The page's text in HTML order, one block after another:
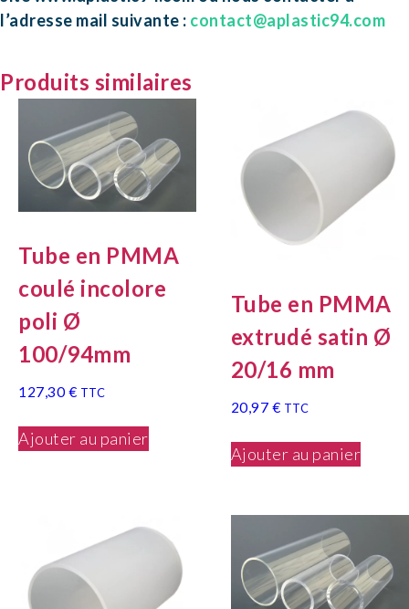
l’adresse mail suivante : contact@aplastic94.com
Produits similaires
Tube en PMMA
coulé incolore
poli Ø
100/94mm
127,30 € TTC
Ajouter au panier
Tube en PMMA
extrudé satin Ø
20/16 mm
20,97 € TTC
Ajouter au panier